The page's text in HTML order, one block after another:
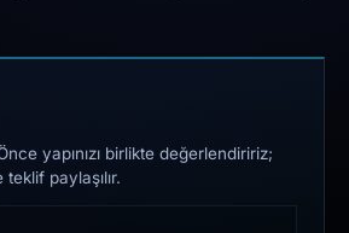
yapınızı birlikte değerlendiririz;
paylaşılır.